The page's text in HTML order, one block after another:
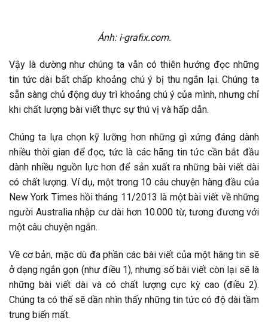
Ảnh: i-grafix.com.
Vậy là dường như chúng ta vẫn có thiên hướng đọc những
tin tức dài bất chấp khoảng chú ý bị thu ngắn lại. Chúng ta
sẵn sàng chủ động duy trì khoảng chú ý của mình, nhưng chỉ
khi chất lượng bài viết thực sự thú vị và hấp dẫn.
Chúng ta lựa chọn kỹ lưỡng hơn những gì xứng đáng dành
nhiều thời gian để đọc, tức là các hãng tin tức cần bắt đầu
dành nhiều nguồn lực hơn để sản xuất ra những bài viết dài
có chất lượng. Ví dụ, một trong 10 câu chuyện hàng đầu của
New York Times hồi tháng 11/2013 là một bài viết về những
người Australia nhập cư dài hơn 10.000 từ, tương đương với
một câu chuyện ngắn.
Về cơ bản, mặc dù đa phần các bài viết của một hãng tin sẽ
ở dạng ngắn gọn (như điều 1), nhưng số bài viết còn lại sẽ là
những bài viết dài và có chất lượng cực kỳ cao (điều 2).
Chúng ta có thể sẽ dần nhìn thấy những tin tức có độ dài tầm
trung biến mất.